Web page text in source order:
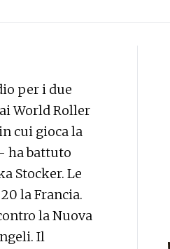
per i due
World Roller
cui gioca la
ha battuto
Stocker. Le
la Francia.
la Nuova
Il